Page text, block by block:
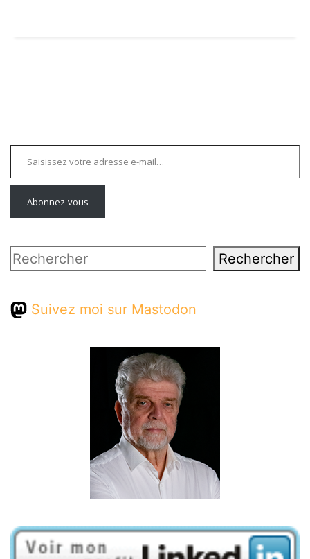
Saisissez votre adresse e-mail…
Abonnez-vous
Rechercher Rechercher
Suivez moi sur Mastodon